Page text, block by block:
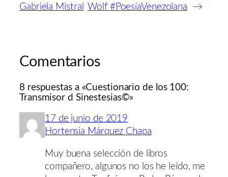
Gabriela Mistral
Wolf #PoesíaVenezolana
→
Comentarios
8 respuestas a «Cuestionario de los 100:
Transmisor d Sinestesias©»
17 de junio de 2019
Hortensia Márquez Chapa
Muy buena selección de libros
compañero, algunos no los he leído, me